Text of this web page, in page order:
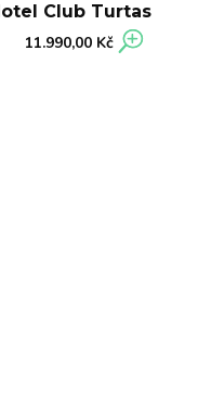
Club Turtas
11.990,00 Kč